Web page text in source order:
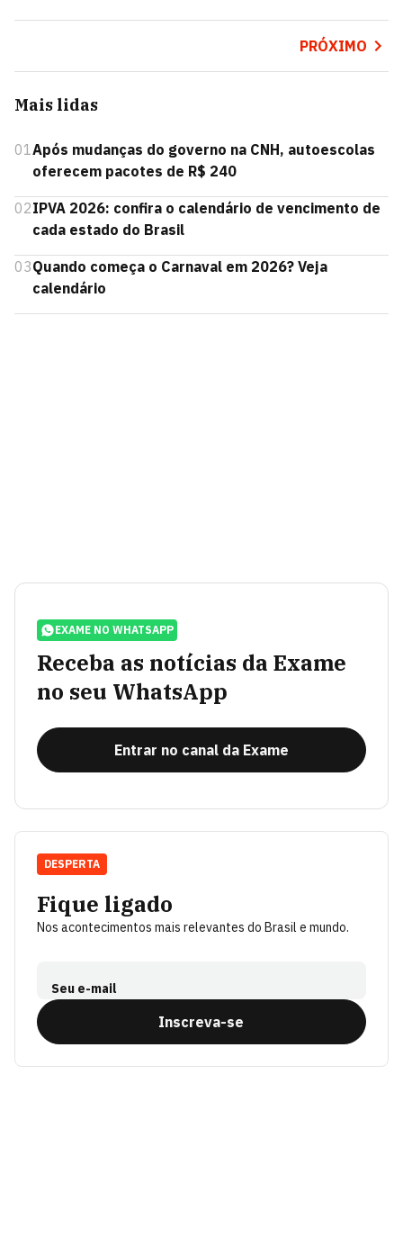
PRÓXIMO
Mais lidas
01Após mudanças do governo na CNH, autoescolas
oferecem pacotes de R$ 240
02IPVA 2026: confira o calendário de vencimento de
cada estado do Brasil
03Quando começa o Carnaval em 2026? Veja
calendário
EXAME NO WHATSAPP
Receba as notícias da Exame
no seu WhatsApp
Entrar no canal da Exame
Fique ligado
Nos acontecimentos mais relevantes do Brasil e mundo.
Seu e-mail
Inscreva-se
DESPERTA